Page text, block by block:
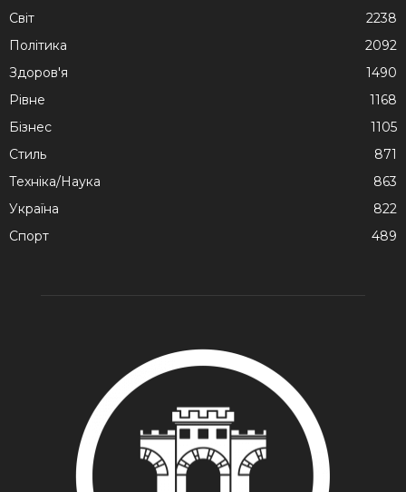
Cвіт
2238
Політика
2092
Здоров'я
1490
Рівне
1168
Бізнес
1105
Стиль
871
Техніка/Наука
863
Україна
822
Спорт
489